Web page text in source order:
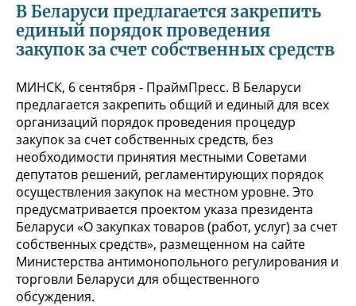
В Беларуси предлагается закрепить
единый порядок проведения
закупок за счет собственных средств
МИНСК, 6 сентября - ПраймПресс. В Беларуси
предлагается закрепить общий и единый для всех
организаций порядок проведения процедур
закупок за счет собственных средств, без
необходимости принятия местными Советами
депутатов решений, регламентирующих порядок
осуществления закупок на местном уровне. Это
предусматривается проектом указа президента
Беларуси «О закупках товаров (работ, услуг) за счет
собственных средств», размещенном на сайте
Министерства антимонопольного регулирования и
торговли Беларуси для общественного
обсуждения.